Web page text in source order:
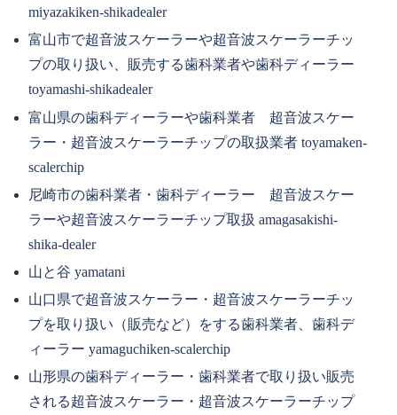
miyazakiken-shikadealer
富山市で超音波スケーラーや超音波スケーラーチッ
プの取り扱い、販売する歯科業者や歯科ディーラー
toyamashi-shikadealer
富山県の歯科ディーラーや歯科業者 超音波スケー
ラー・超音波スケーラーチップの取扱業者 toyamaken-
scalerchip
尼崎市の歯科業者・歯科ディーラー 超音波スケー
ラーや超音波スケーラーチップ取扱 amagasakishi-
shika-dealer
山と谷 yamatani
山口県で超音波スケーラー・超音波スケーラーチッ
プを取り扱い（販売など）をする歯科業者、歯科デ
ィーラー yamaguchiken-scalerchip
山形県の歯科ディーラー・歯科業者で取り扱い販売
される超音波スケーラー・超音波スケーラーチップ